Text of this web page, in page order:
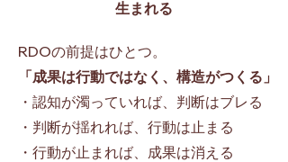
生まれる
RDOの前提はひとつ。
「成果は行動ではなく、構造がつくる」
・認知が濁っていれば、判断はブレる
・判断が揺れれば、行動は止まる
・行動が止まれば、成果は消える